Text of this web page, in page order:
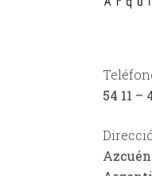
54 11 –